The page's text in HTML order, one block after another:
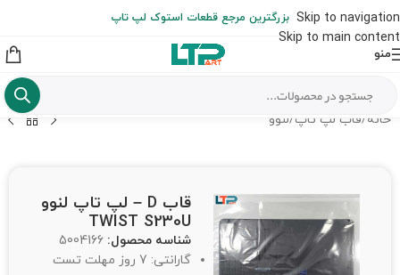
Skip to navigation
Skip to main content
از شهرستان به عهده مشتری است)
بزرگترین مرجع قطعات استوک لپ تاپ
منو
خانه /قاب لپ تاپ/لنوو
قاب D – لپ تاپ لنوو
TWIST S230U
شناسه محصول: 5004166
گارانتی: 7 روز مهلت تست